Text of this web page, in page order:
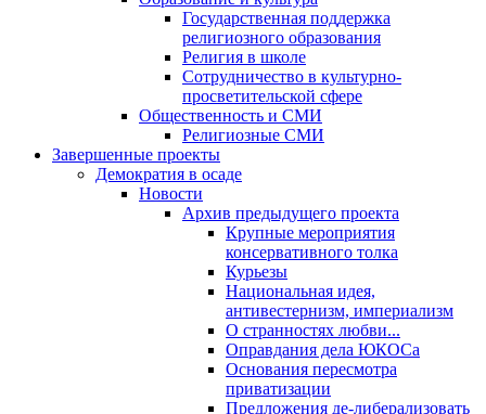
Государственная поддержка
религиозного образования
Религия в школе
Сотрудничество в культурно-
просветительской сфере
Общественность и СМИ
Религиозные СМИ
Завершенные проекты
Демократия в осаде
Новости
Архив предыдущего проекта
Крупные мероприятия
консервативного толка
Курьезы
Национальная идея,
антивестернизм, империализм
О странностях любви...
Оправдания дела ЮКОСа
Основания пересмотра
приватизации
Предложения де-либерализовать